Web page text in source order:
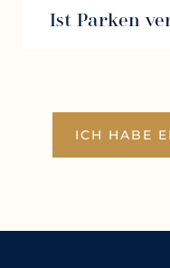
Ist Parken
ICH HABE